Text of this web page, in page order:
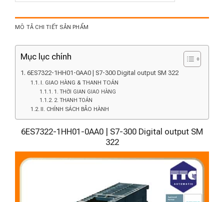
MÔ TẢ CHI TIẾT SẢN PHẨM
Mục lục chính
6ES7322-1HH01-0AA0 | S7-300 Digital output SM 322
I. GIAO HÀNG & THANH TOÁN
1. THỜI GIAN GIAO HÀNG
2. THANH TOÁN
II. CHÍNH SÁCH BẢO HÀNH
6ES7322-1HH01-0AA0 | S7-300 Digital output SM
322